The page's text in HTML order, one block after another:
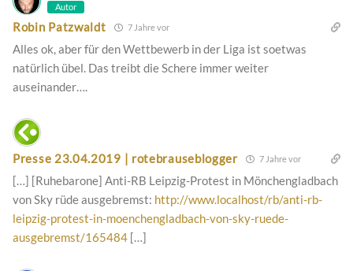
Autor
Robin Patzwaldt 7 Jahre vor
Alles ok, aber für den Wettbewerb in der Liga ist soetwas
natürlich übel. Das treibt die Schere immer weiter
auseinander….
Presse 23.04.2019 | rotebrauseblogger 7 Jahre vor
[…] [Ruhebarone] Anti-RB Leipzig-Protest in Mönchengladbach
von Sky rüde ausgebremst: http://www.localhost/rb/anti-rb-
leipzig-protest-in-moenchengladbach-von-sky-ruede-
ausgebremst/165484 […]